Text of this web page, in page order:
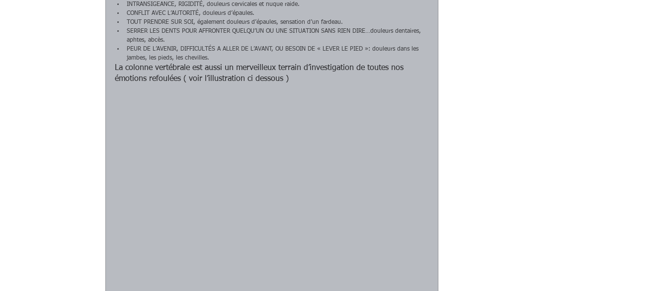
INTRANSIGEANCE, RIGIDITÉ, douleurs cervicales et nuque raide.
CONFLIT AVEC L’AUTORITÉ, douleurs d’épaules.
TOUT PRENDRE SUR SOI, également douleurs d’épaules, sensation d’un fardeau.
SERRER LES DENTS POUR AFFRONTER QUELQU’UN OU UNE SITUATION SANS RIEN DIRE…douleurs dentaires,
aphtes, abcès.
PEUR DE L’AVENIR, DIFFICULTÉS A ALLER DE L’AVANT, OU BESOIN DE « LEVER LE PIED »: douleurs dans les
jambes, les pieds, les chevilles.
La colonne vertébrale est aussi un merveilleux terrain d’investigation de toutes nos
émotions refoulées ( voir l’illustration ci dessous )